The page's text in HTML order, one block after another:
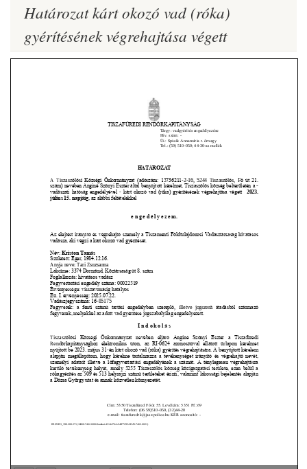
Határozat kárt okozó vad (róka)
gyérítésének végrehajtása végett